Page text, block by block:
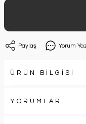
Paylaş Yorum
ÜRÜN BİLGİSİ
YORUMLAR